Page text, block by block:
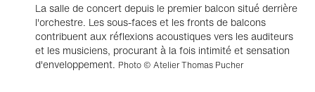
La salle de concert depuis le premier balcon situé derrière
l'orchestre. Les sous-faces et les fronts de balcons
contribuent aux réflexions acoustiques vers les auditeurs
et les musiciens, procurant à la fois intimité et sensation
d'enveloppement. Photo © Atelier Thomas Pucher